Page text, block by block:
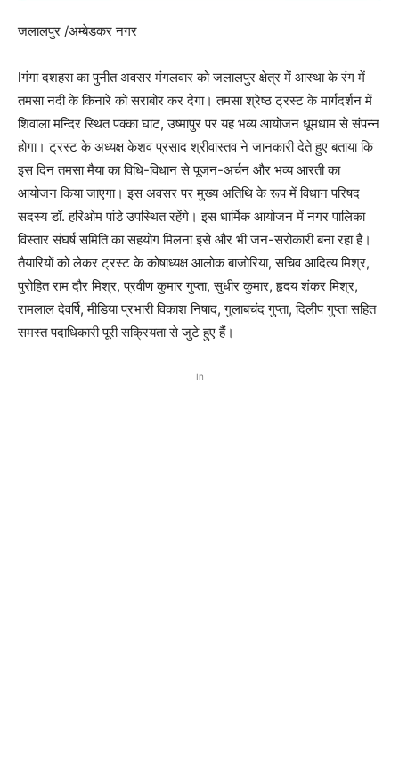
जलालपुर /अम्बेडकर नगर
lगंगा दशहरा का पुनीत अवसर मंगलवार को जलालपुर क्षेत्र में आस्था के रंग में
तमसा नदी के किनारे को सराबोर कर देगा। तमसा श्रेष्ठ ट्रस्ट के मार्गदर्शन में
शिवाला मन्दिर स्थित पक्का घाट, उष्मापुर पर यह भव्य आयोजन धूमधाम से संपन्न
होगा। ट्रस्ट के अध्यक्ष केशव प्रसाद श्रीवास्तव ने जानकारी देते हुए बताया कि
इस दिन तमसा मैया का विधि-विधान से पूजन-अर्चन और भव्य आरती का
आयोजन किया जाएगा। इस अवसर पर मुख्य अतिथि के रूप में विधान परिषद
सदस्य डॉ. हरिओम पांडे उपस्थित रहेंगे। इस धार्मिक आयोजन में नगर पालिका
विस्तार संघर्ष समिति का सहयोग मिलना इसे और भी जन-सरोकारी बना रहा है।
तैयारियों को लेकर ट्रस्ट के कोषाध्यक्ष आलोक बाजोरिया, सचिव आदित्य मिश्र,
पुरोहित राम दौर मिश्र, प्रवीण कुमार गुप्ता, सुधीर कुमार, हृदय शंकर मिश्र,
रामलाल देवर्षि, मीडिया प्रभारी विकाश निषाद, गुलाबचंद गुप्ता, दिलीप गुप्ता सहित
समस्त पदाधिकारी पूरी सक्रियता से जुटे हुए हैं।
In